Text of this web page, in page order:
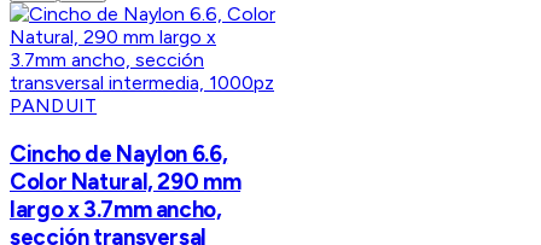
PANDUIT
Cincho de Naylon 6.6,
Color Natural, 290 mm
largo x 3.7mm ancho,
sección transversal